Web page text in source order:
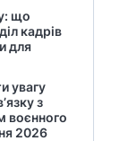
що
кадрів
для
увагу
з
воєнного
2026